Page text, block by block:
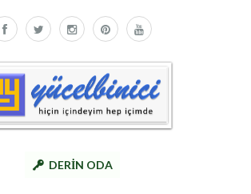
DERİN ODA